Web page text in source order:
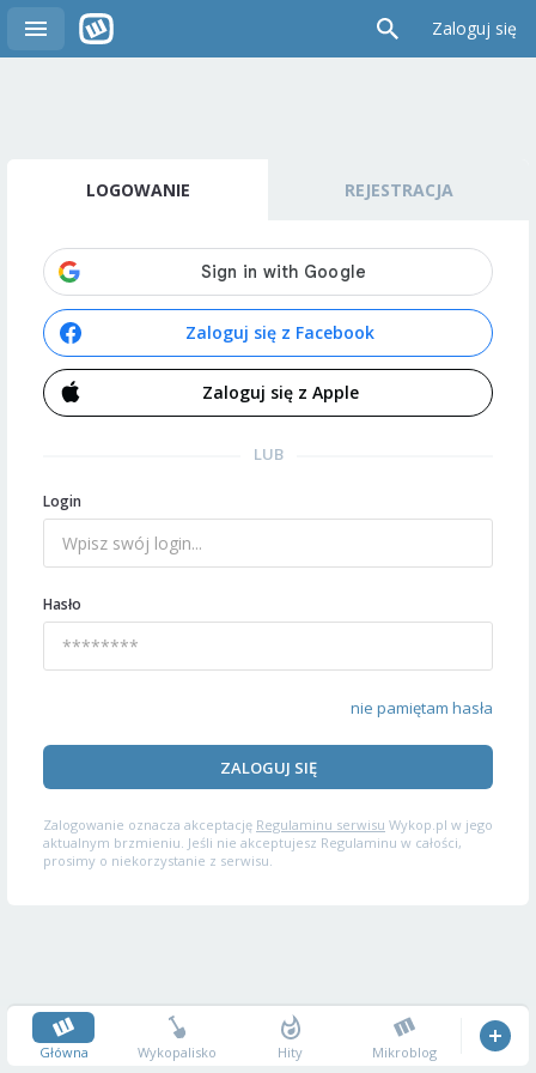
Zaloguj się
LOGOWANIE REJESTRACJA
Zaloguj się z Facebook
Zaloguj się z Apple
LUB
Login
Hasło
nie pamiętam hasła
ZALOGUJ SIĘ
Zalogowanie oznacza akceptację Regulaminu serwisu Wykop.pl w jego
aktualnym brzmieniu. Jeśli nie akceptujesz Regulaminu w całości,
prosimy o niekorzystanie z serwisu.
Główna Wykopalisko Hity Mikroblog